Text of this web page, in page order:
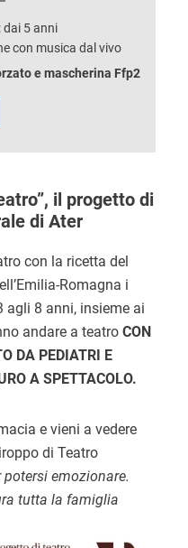
dai 5 anni
con musica dal vivo
e mascherina Ffp2
il progetto di
di Ater
con la ricetta del
Romagna i
8 anni, insieme ai
andare a teatro CON
DA PEDIATRI E
A SPETTACOLO.
e vieni a vedere
di Teatro
emozionare.
tutta la famiglia